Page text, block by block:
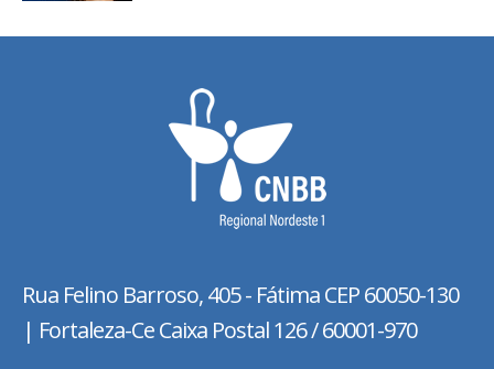
Rua Felino Barroso, 405 - FátimaCEP 60050-130
| Fortaleza-Ce Caixa Postal 126 / 60001-970